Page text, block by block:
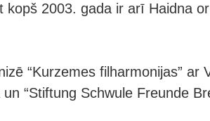
kopš 2003. gada ir arī Haidna
“Kurzemes filharmonijas” ar
“Stiftung Schwule Freunde